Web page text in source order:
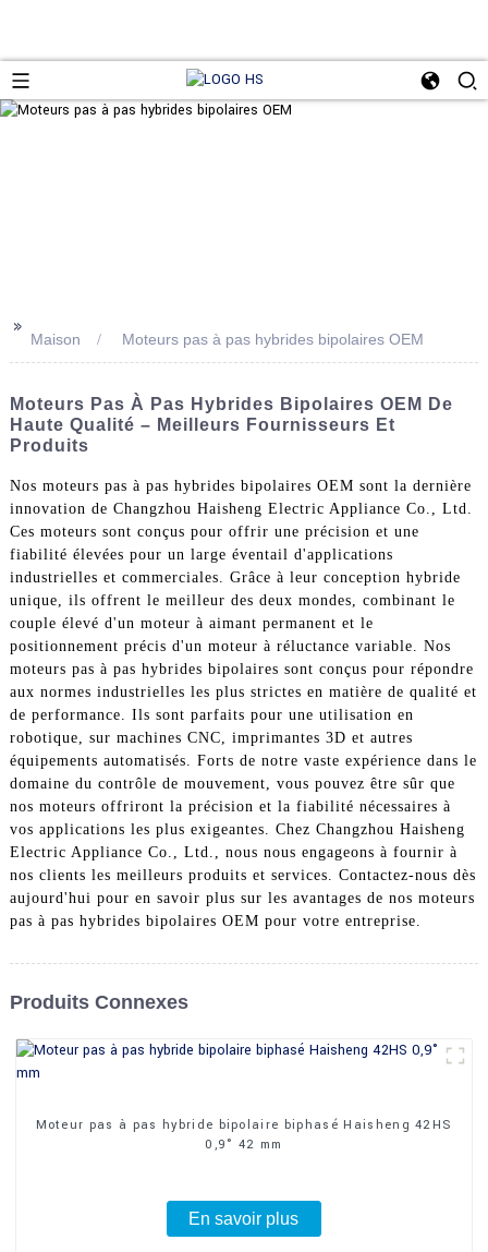
>>
Maison Moteurs pas à pas hybrides bipolaires OEM
Moteurs Pas À Pas Hybrides Bipolaires OEM De
Haute Qualité – Meilleurs Fournisseurs Et
Produits
Nos moteurs pas à pas hybrides bipolaires OEM sont la dernière
innovation de Changzhou Haisheng Electric Appliance Co., Ltd.
Ces moteurs sont conçus pour offrir une précision et une
fiabilité élevées pour un large éventail d'applications
industrielles et commerciales. Grâce à leur conception hybride
unique, ils offrent le meilleur des deux mondes, combinant le
couple élevé d'un moteur à aimant permanent et le
positionnement précis d'un moteur à réluctance variable. Nos
moteurs pas à pas hybrides bipolaires sont conçus pour répondre
aux normes industrielles les plus strictes en matière de qualité et
de performance. Ils sont parfaits pour une utilisation en
robotique, sur machines CNC, imprimantes 3D et autres
équipements automatisés. Forts de notre vaste expérience dans le
domaine du contrôle de mouvement, vous pouvez être sûr que
nos moteurs offriront la précision et la fiabilité nécessaires à
vos applications les plus exigeantes. Chez Changzhou Haisheng
Electric Appliance Co., Ltd., nous nous engageons à fournir à
nos clients les meilleurs produits et services. Contactez-nous dès
aujourd'hui pour en savoir plus sur les avantages de nos moteurs
pas à pas hybrides bipolaires OEM pour votre entreprise.
Produits Connexes
Moteur pas à pas hybride bipolaire biphasé Haisheng 42HS
0,9° 42 mm
En savoir plus